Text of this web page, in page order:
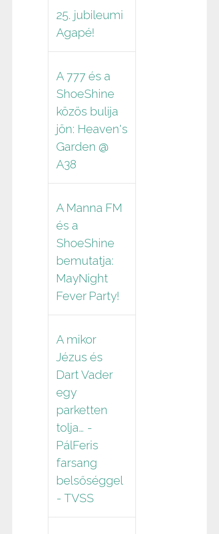
25. jubileumi
Agapé!
A 777 és a
ShoeShine
közös bulija
jön: Heaven's
Garden @
A38
A Manna FM
és a
ShoeShine
bemutatja:
MayNight
Fever Party!
A mikor
Jézus és
Dart Vader
egy
parketten
tolja… -
PálFeris
farsang
belsőséggel
- TVSS